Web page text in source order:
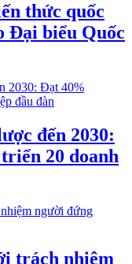
thức quốc
Đại biểu Quốc
đến 2030:
20 doanh
trách nhiệm